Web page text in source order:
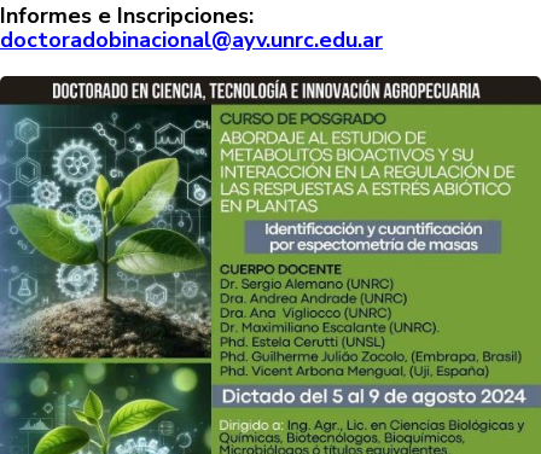
Informes e Inscripciones:
doctoradobinacional@ayv.unrc.edu.ar